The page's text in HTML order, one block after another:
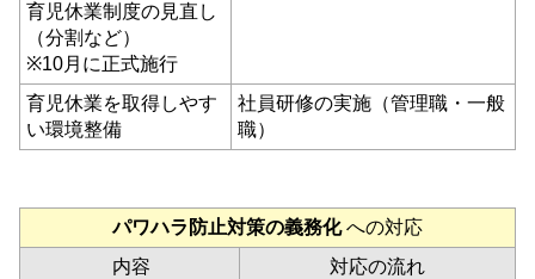
育児休業制度の見直し
（分割など）
※10月に正式施行
育児休業を取得しやす
い環境整備
社員研修の実施（管理職・一般
職）
パワハラ防止対策の義務化への対応
内容
対応の流れ